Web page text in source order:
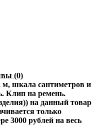
(0)
м, шкала сантиметров и
Клип на ремень.
на данный товар
только
3000 рублей на весь